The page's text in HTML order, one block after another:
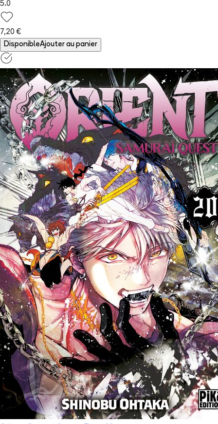
5.0
7,20 €
DisponibleAjouter au panier